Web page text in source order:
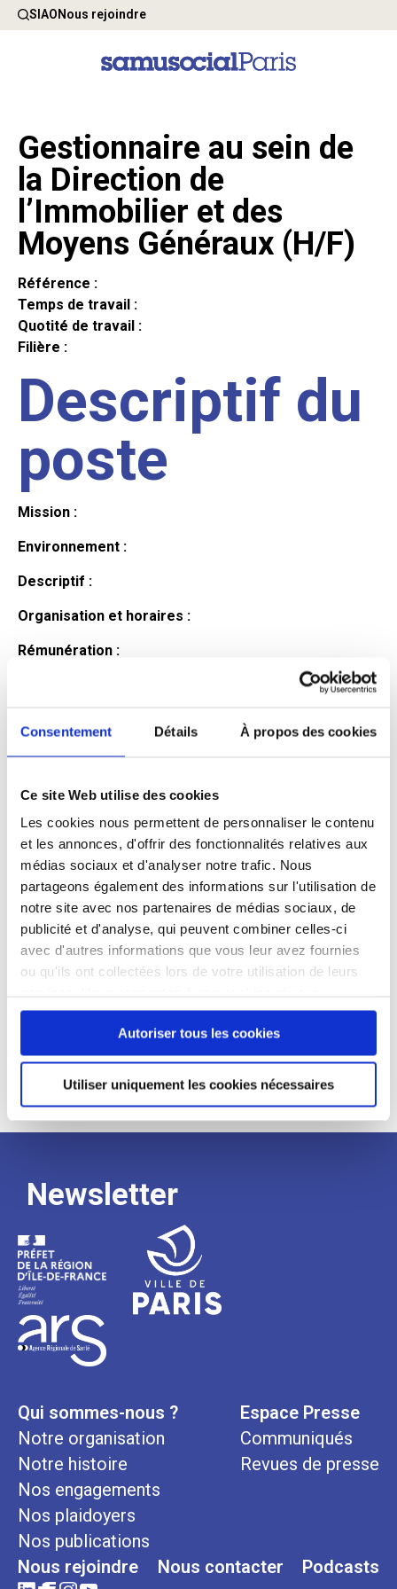
Consentement Détails À propos des cookies
Ce site Web utilise des cookies
Les cookies nous permettent de personnaliser le contenu
et les annonces, d'offrir des fonctionnalités relatives aux
médias sociaux et d'analyser notre trafic. Nous
partageons également des informations sur l'utilisation de
notre site avec nos partenaires de médias sociaux, de
publicité et d'analyse, qui peuvent combiner celles-ci
avec d'autres informations que vous leur avez fournies
ou qu'ils ont collectées lors de votre utilisation de leurs
continuez à utiliser notre site Web.
Autoriser tous les cookies
Utiliser uniquement les cookies nécessaires
SIAONous rejoindre
Gestionnaire au sein de
la Direction de
l’Immobilier et des
Moyens Généraux (H/F)
Référence :
Temps de travail :
Quotité de travail :
Filière :
Descriptif du
poste
Mission :
Environnement :
Descriptif :
Organisation et horaires :
Rémunération :
Profil du
candidat
Qualifications et diplômes :
Profil recherché :
Processus
de
recrutement
Newsletter
Qui sommes-nous ?
Notre organisation
Notre histoire
Nos engagements
Nos plaidoyers
Nos publications
Espace Presse
Communiqués
Revues de presse
Nous rejoindre Nous contacter Podcasts